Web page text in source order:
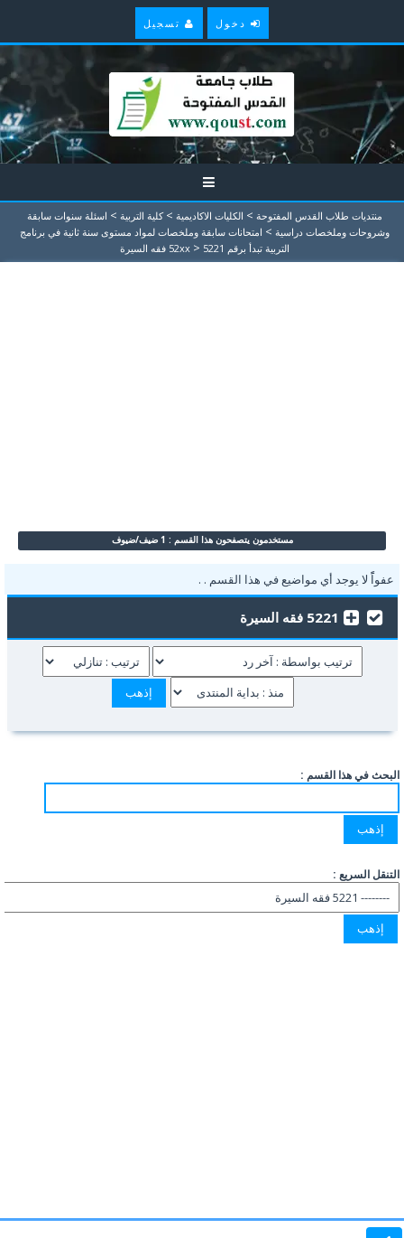
دخول تسجيل
منتديات طلاب القدس المفتوحة > الكليات الاكاديمية > كلية التربية > اسئلة سنوات سابقة
وشروحات وملخصات دراسية > امتحانات سابقة وملخصات لمواد مستوى سنة ثانية في برنامج
التربية تبدأ برقم 52xx
> 5221 فقه السيرة
مستخدمون يتصفحون هذا القسم : 1 ضيف/ضيوف
عفواًً لا يوجد أي مواضيع في هذا القسم . .
5221 فقه السيرة
البحث في هذا القسم :
التنقل السريع :